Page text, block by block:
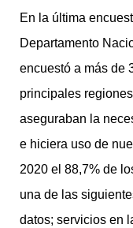
En la última
Departamento
encuestó a más de
principales
aseguraban la
e hiciera uso de
2020 el 88,7% de
una de las
datos; servicios en